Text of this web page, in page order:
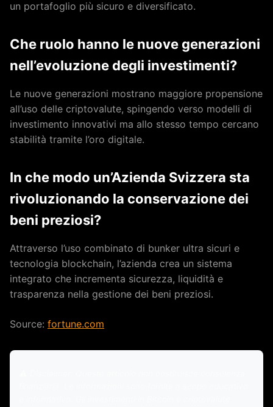
un portafoglio più sicuro e diversificato.
Che ruolo hanno le nuove generazioni
nell’evoluzione degli investimenti?
Le nuove generazioni mostrano maggiore propensione
all’uso delle criptovalute, spingendo verso modelli di
investimento innovativi ma allo stesso tempo cercano
stabilità tramite l’oro digitale.
In che modo un’Azienda Svizzera sta
rivoluzionando la conservazione dei
beni preziosi?
Attraverso l’uso combinato di bunker ultra sicuri e
tecnologia blockchain, l’azienda crea un sistema
integrato che incrementa sicurezza, liquidità e
trasparenza nella gestione dei beni preziosi.
Source: fortune.com